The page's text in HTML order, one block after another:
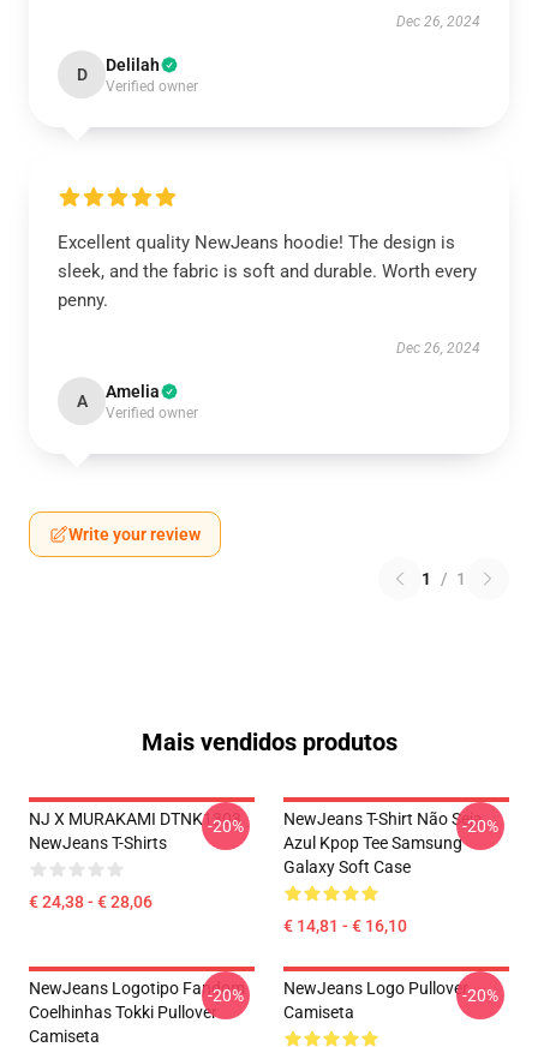
Dec 26, 2024
D Delilah
Verified owner
Excellent quality NewJeans hoodie! The design is
sleek, and the fabric is soft and durable. Worth every
penny.
Dec 26, 2024
A Amelia
Verified owner
Write your review
1 / 1
Mais vendidos produtos
NJ X MURAKAMI DTNK1303
NewJeans T-Shirts
€ 24,38 - € 28,06
-20%
NewJeans T-Shirt Não Seja
Azul Kpop Tee Samsung
Galaxy Soft Case
€ 14,81 - € 16,10
-20%
NewJeans Logotipo Fandom
Coelhinhas Tokki Pullover
Camiseta
-20%
NewJeans Logo Pullover
Camiseta
-20%